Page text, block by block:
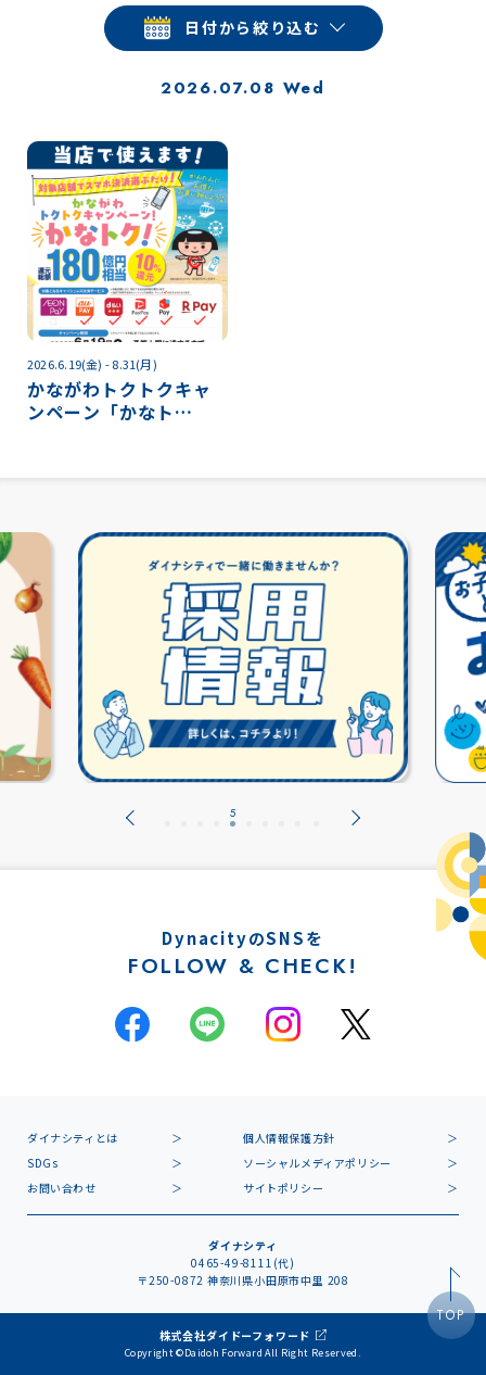
日付から絞り込む
2026.07.08 Wed
2026.6.19(金) - 8.31(月)
かながわトクトクキャ
ンペーン「かなト
DynacityのSNSを
FOLLOW & CHECK!
ダイナシティとは
個人情報保護方針
SDGs
ソーシャルメディアポリシー
お問い合わせ
サイトポリシー
ダイナシティ
0465-49-8111(代)
〒250-0872 神奈川県小田原市中里 208
TOP
株式会社ダイドーフォワード
Copyright ©Daidoh Forward All Right Reserved.